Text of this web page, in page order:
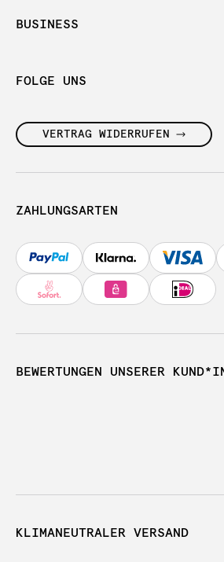
BUSINESS
FOLGE UNS
VERTRAG WIDERRUFEN
ZAHLUNGSARTEN
BEWERTUNGEN UNSERER
KLIMANEUTRALER VERSAND